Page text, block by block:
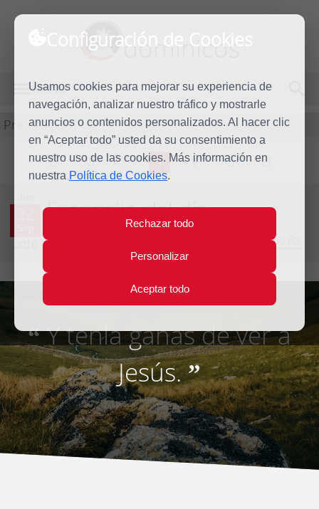
Configuración de Cookies
Usamos cookies para mejorar su experiencia de
navegación, analizar nuestro tráfico y mostrarle
anuncios o contenidos personalizados. Al hacer clic
en “Aceptar todo” usted da su consentimiento a
nuestro uso de las cookies. Más información en
nuestra Política de Cookies.
Rechazar todo
Personalizar
Aceptar todo
dominicos
MENÚ
Predicación
L M X J V S D
Evangelio del día
Vigésimo quinta Semana del Tiempo Ordinario - Año Par
“Y tenla ganas de ver a
Jesús.”